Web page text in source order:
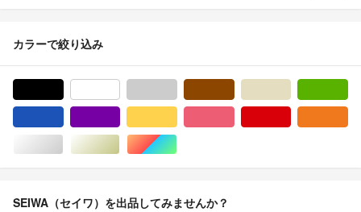
カラーで絞り込み
シルバー/銀色系ゴールド/金色系マルチカラー
SEIWA（セイワ）を出品してみませんか？